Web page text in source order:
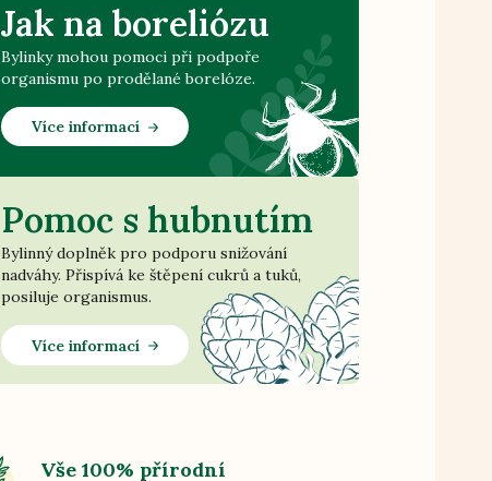
Jak na boreliózu
Bylinky mohou pomoci při podpoře
organismu po prodělané borelóze.
Více informací
Pomoc s hubnutím
Bylinný doplněk pro podporu snižování
nadváhy. Přispívá ke štěpení cukrů a tuků,
posiluje organismus.
Více informací
Vše 100% přírodní